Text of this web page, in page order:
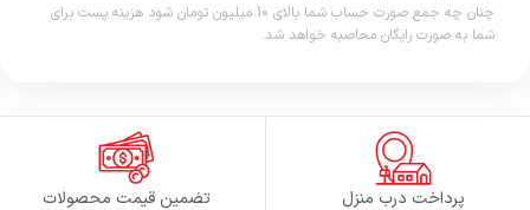
چنان چه جمع صورت حساب شما بالای 10 میلیون تومان شود هزینه پست برای
شما به صورت رایگان محاصبه خواهد شد.
پرداخت درب منزل تضمین قیمت محصولات